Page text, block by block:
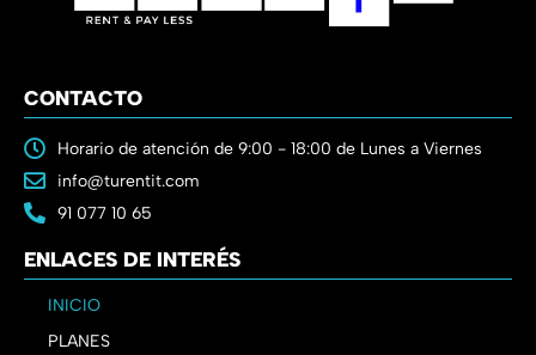
CONTACTO
Horario de atención de 9:00 - 18:00 de Lunes a Viernes
info@turentit.com
91 077 10 65
ENLACES DE INTERÉS
INICIO
PLANES